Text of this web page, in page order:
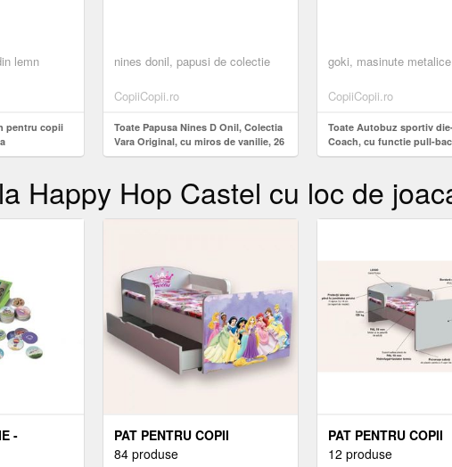
lemn
pentru copii
nines donil, papusi de colectie
CopiiCopii.ro
Toate Papusa Nines D Onil, Colectia
Vara Original, cu miros de vanilie, 26
cm
goki, masinute metalice
CopiiCopii.ro
Toate Autobuz sportiv
Coach, cu functie pull-
lungime
Happy Hop Castel cu loc de
-
-
PAT PENTRU COPII
PRINTESE, CU MANERE SI
84 produse
PAT PENTRU COPII
FROZEN, CU
12 produse